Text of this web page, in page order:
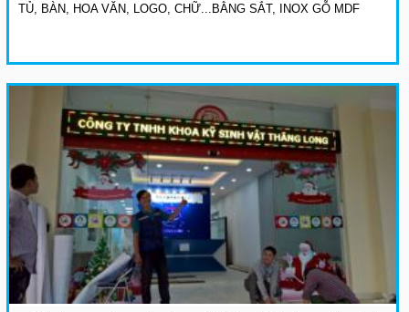
TỦ, BÀN, HOA VĂN, LOGO, CHỮ...BẰNG SẮT, INOX GỖ MDF